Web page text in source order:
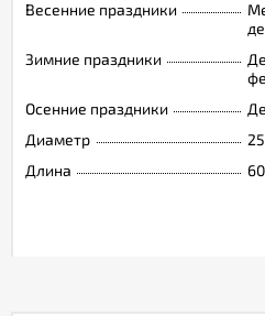
Весенние праздники
Зимние праздники
Осенние праздники
Диаметр
Длина
60